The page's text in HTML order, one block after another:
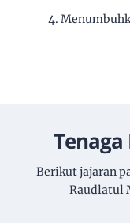
4.
Berikut jajaran
Raudlatul